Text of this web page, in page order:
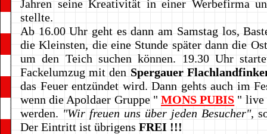
Jahren seine Kreativität in einer Werbefirma
stellte.
Ab 16.00 Uhr geht es dann am Samstag los,
die Kleinsten, die eine Stunde später dann die
um den Teich suchen können. 19.30 Uhr
Fackelumzug mit den Spergauer
das Feuer entzündet wird. Dann gehts auch im
wenn die Apoldaer Gruppe " MONS PUBIS " live
werden. "Wir freuen uns über jeden Besucher",
Der Eintritt ist übrigens FREI !!!